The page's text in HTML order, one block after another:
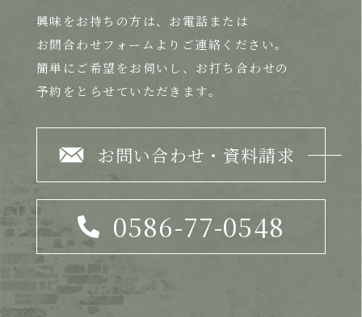
興味をお持ちの方は、 お電話または
お問合わせフォームよりご連絡ください。
簡単にご希望をお伺いし、お打ち合わせの
予約をとらせていただきます。
お問い合わせ・資料請求
0586-77-0548